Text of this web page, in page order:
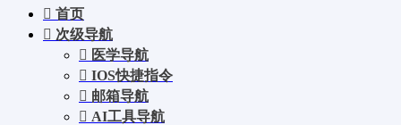
首页
次级导航
医学导航
IOS快捷指令
邮箱导航
AI工具导航